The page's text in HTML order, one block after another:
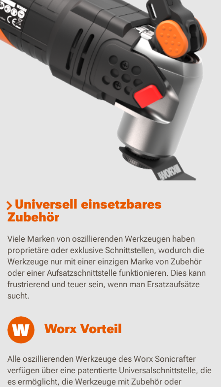
Universell einsetzbares
Zubehör
Viele Marken von oszillierenden Werkzeugen haben
proprietäre oder exklusive Schnittstellen, wodurch die
Werkzeuge nur mit einer einzigen Marke von Zubehör
oder einer Aufsatzschnittstelle funktionieren. Dies kann
frustrierend und teuer sein, wenn man Ersatzaufsätze
sucht.
Worx Vorteil
Alle oszillierenden Werkzeuge des Worx Sonicrafter
verfügen über eine patentierte Universalschnittstelle, die
es ermöglicht, die Werkzeuge mit Zubehör oder